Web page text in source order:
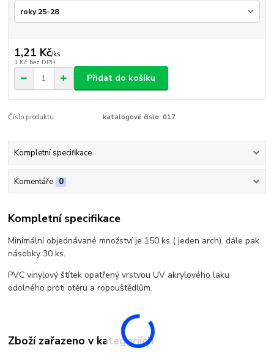
1,21 Kč/ks
1 Kč bez DPH
Přidat do košíku
Číslo produktu: katalogové číslo: 017
Kompletní specifikace
Komentáře 0
Kompletní specifikace
Minimální objednávané množství je 150 ks ( jeden arch). dále pak
násobky 30 ks.
PVC vinylový štítek opatřený vrstvou UV akrylového laku
odolného proti otěru a ropouštědlům.
Zboží zařazeno v kategoriích